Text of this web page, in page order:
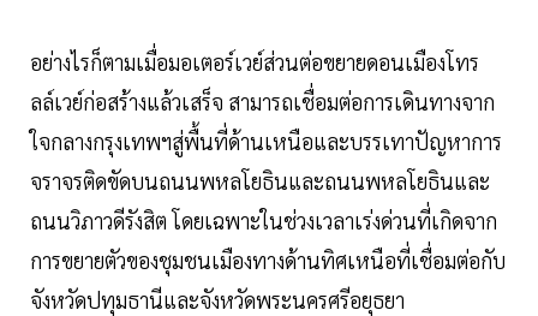
อย่างไรก็ตามเมื่อมอเตอร์เวย์ส่วนต่อขยายดอนเมืองโทร
ลล์เวย์ก่อสร้างแล้วเสร็จ สามารถเชื่อมต่อการเดินทางจาก
ใจกลางกรุงเทพฯสู่พื้นที่ด้านเหนือและบรรเทาปัญหาการ
จราจรติดขัดบนถนนพหลโยธินและถนนพหลโยธินและ
ถนนวิภาวดีรังสิต โดยเฉพาะในช่วงเวลาเร่งด่วนที่เกิดจาก
การขยายตัวของชุมชนเมืองทางด้านทิศเหนือที่เชื่อมต่อกับ
จังหวัดปทุมธานีและจังหวัดพระนครศรีอยุธยา